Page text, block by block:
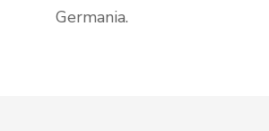
Germania.